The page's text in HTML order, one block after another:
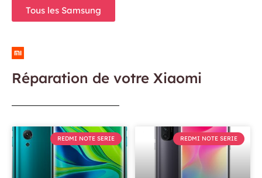
Tous les Samsung
Réparation de votre Xiaomi
REDMI NOTE SERIE REDMI NOTE SERIE